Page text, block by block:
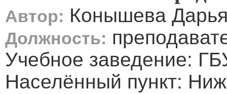
Автор: Конышева
Должность:
Учебное заведение:
Населённый пункт: